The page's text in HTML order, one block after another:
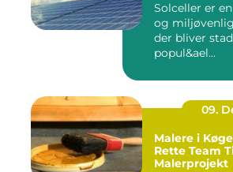
Solceller er
og
der bliver
popul&ael...
09.
Malere i
Rette Team
Malerprojekt